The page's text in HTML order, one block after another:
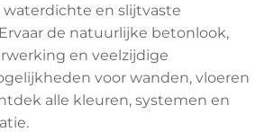
waterdichte en slijtvaste
de natuurlijke betonlook,
en veelzijdige
voor wanden, vloeren
alle kleuren, systemen en